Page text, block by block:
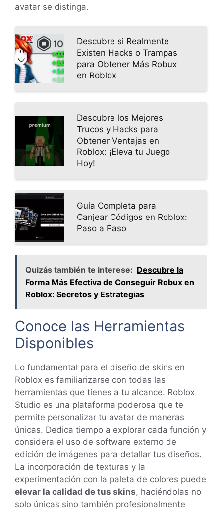
avatar se distinga.
Descubre si Realmente
Existen Hacks o Trampas
para Obtener Más Robux
en Roblox
Descubre los Mejores
Trucos y Hacks para
Obtener Ventajas en
Roblox: ¡Eleva tu Juego
Hoy!
Guía Completa para
Canjear Códigos en Roblox:
Paso a Paso
Quizás también te interese: Descubre la
Forma Más Efectiva de Conseguir Robux en
Roblox: Secretos y Estrategias
Conoce las Herramientas
Disponibles
Lo fundamental para el diseño de skins en
Roblox es familiarizarse con todas las
herramientas que tienes a tu alcance. Roblox
Studio es una plataforma poderosa que te
permite personalizar tu avatar de maneras
únicas. Dedica tiempo a explorar cada función y
considera el uso de software externo de
edición de imágenes para detallar tus diseños.
La incorporación de texturas y la
experimentación con la paleta de colores puede
elevar la calidad de tus skins, haciéndolas no
solo únicas sino también profesionalmente